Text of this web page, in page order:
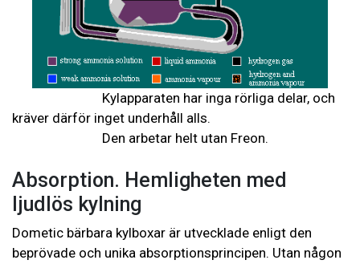
Kylapparaten har inga rörliga delar, och
kräver därför inget underhåll alls.
Den arbetar helt utan Freon.
Absorption. Hemligheten med
ljudlös kylning
Dometic bärbara kylboxar är utvecklade enligt den
beprövade och unika absorptionsprincipen. Utan någon